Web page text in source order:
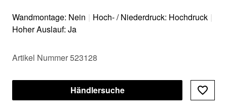
Wandmontage: Nein | Hoch- / Niederdruck: Hochdruck |
Hoher Auslauf: Ja
Artikel Nummer 523128
Händlersuche